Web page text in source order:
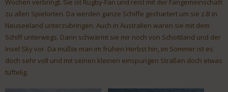
Wochen verbringt. Sie ist Rugby-Fan und reist mit der Fangemeinschaft
zu allen Spielorten. Da werden ganze Schiffe gechartert um sie z.B in
Neuseeland unterzubringen. Auch in Australien waren sie mit dem
Schiff unterwegs. Dann schwärmt sie mir noch von Schottland und der
Insel Sky vor. Da müßte man im frühen Herbst hin, im Sommer ist es
doch sehr voll und mit seinen kleinen einspurigen Straßen doch etwas
tüftelig.